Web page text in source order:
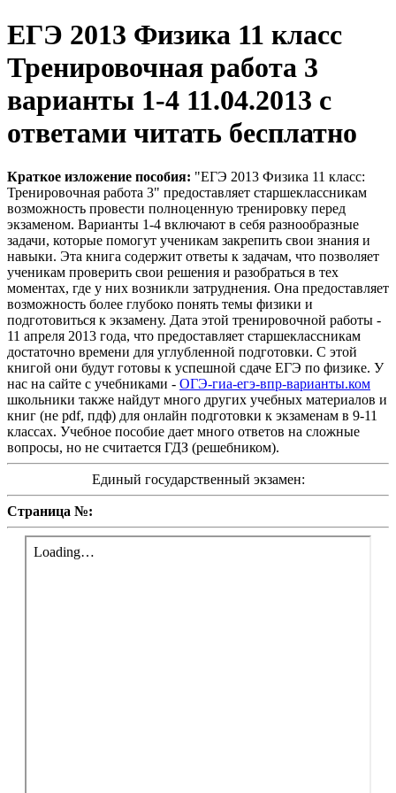
ЕГЭ 2013 Физика 11 класс
Тренировочная работа 3
варианты 1-4 11.04.2013 с
ответами читать бесплатно
Краткое изложение пособия: "ЕГЭ 2013 Физика 11 класс:
Тренировочная работа 3" предоставляет старшеклассникам
возможность провести полноценную тренировку перед
экзаменом. Варианты 1-4 включают в себя разнообразные
задачи, которые помогут ученикам закрепить свои знания и
навыки. Эта книга содержит ответы к задачам, что позволяет
ученикам проверить свои решения и разобраться в тех
моментах, где у них возникли затруднения. Она предоставляет
возможность более глубоко понять темы физики и
подготовиться к экзамену. Дата этой тренировочной работы -
11 апреля 2013 года, что предоставляет старшеклассникам
достаточно времени для углубленной подготовки. С этой
книгой они будут готовы к успешной сдаче ЕГЭ по физике. У
нас на сайте с учебниками - ОГЭ-гиа-егэ-впр-варианты.ком
школьники также найдут много других учебных материалов и
книг (не pdf, пдф) для онлайн подготовки к экзаменам в 9-11
классах. Учебное пособие дает много ответов на сложные
вопросы, но не считается ГДЗ (решебником).
Единый государственный экзамен:
Страница №: